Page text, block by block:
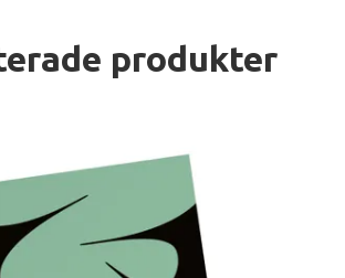
produkter